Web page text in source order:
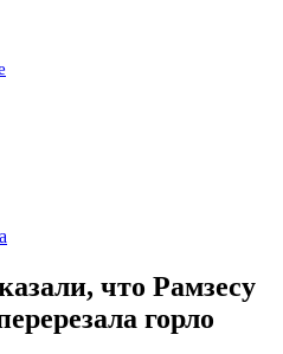
что Рамзесу
горло